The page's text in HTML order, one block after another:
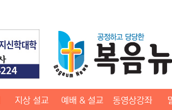
지상 설교 예배 & 설교 동영상강좌